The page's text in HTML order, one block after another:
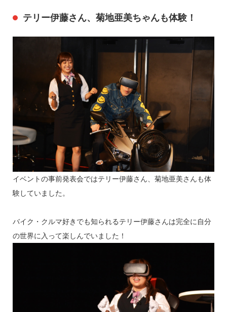
テリー伊藤さん、菊地亜美ちゃんも体験！
イベントの事前発表会ではテリー伊藤さん、菊地亜美さんも体
験していました。
バイク・クルマ好きでも知られるテリー伊藤さんは完全に自分
の世界に入って楽しんでいました！